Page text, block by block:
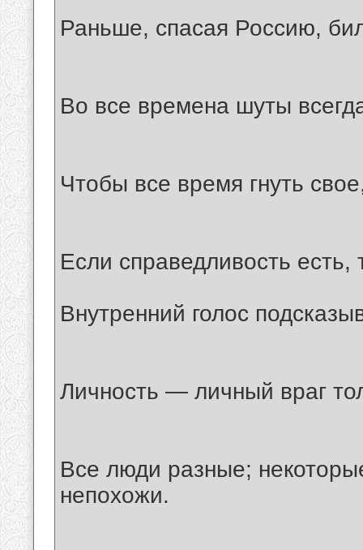
Раньше, спасая Россию,
Во все времена шуты
Чтобы все время гнуть
Если справедливость есть,
Внутренний голос
Личность — личный враг
Все люди разные;
непохожи.